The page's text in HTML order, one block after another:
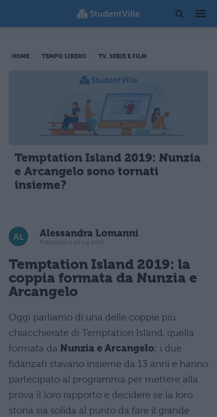
HOME TEMPO LIBERO TV, SERIE E FILM
Temptation Island 2019: Nunzia
e Arcangelo sono tornati
insieme?
Alessandra Lomanni
Pubblicato il 24 lug 2019
Temptation Island 2019: la
coppia formata da Nunzia e
Arcangelo
Oggi parliamo di una delle coppie più
chiacchierate di Temptation Island, quella
formata da Nunzia e Arcangelo; i due
fidanzati stavano insieme da 13 anni e hanno
partecipato al programma per mettere alla
prova il loro rapporto e decidere se la loro
storia sia solida al punto da fare il grande